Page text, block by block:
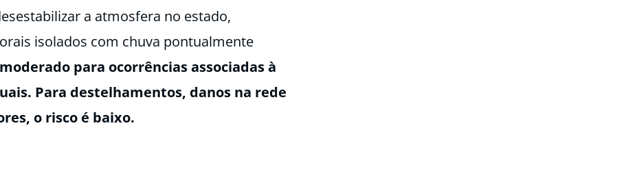
a atmosfera no estado,
isolados com chuva pontualmente
para ocorrências associadas à
Para destelhamentos, danos na rede
o risco é baixo.